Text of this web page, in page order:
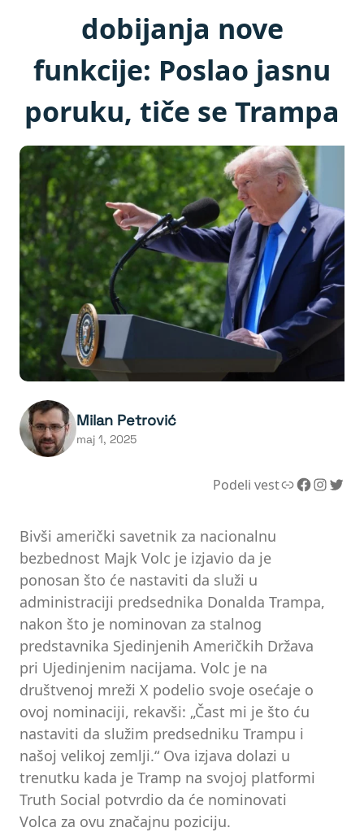
dobijanja nove
funkcije: Poslao jasnu
poruku, tiče se Trampa
Milan Petrović
maj 1, 2025
Podeli vestLink Facebook InstagramTwitter
Bivši američki savetnik za nacionalnu
bezbednost Majk Volc je izjavio da je
ponosan što će nastaviti da služi u
administraciji predsednika Donalda Trampa,
nakon što je nominovan za stalnog
predstavnika Sjedinjenih Američkih Država
pri Ujedinjenim nacijama. Volc je na
društvenoj mreži X podelio svoje osećaje o
ovoj nominaciji, rekavši: „Čast mi je što ću
nastaviti da služim predsedniku Trampu i
našoj velikoj zemlji.“ Ova izjava dolazi u
trenutku kada je Tramp na svojoj platformi
Truth Social potvrdio da će nominovati
Volca za ovu značajnu poziciju.